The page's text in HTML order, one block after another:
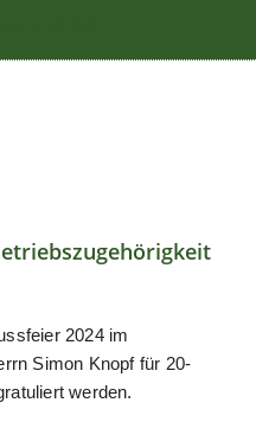
2024 im
Simon Knopf für 20-
werden.